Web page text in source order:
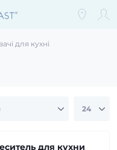
для кухні
для кухни